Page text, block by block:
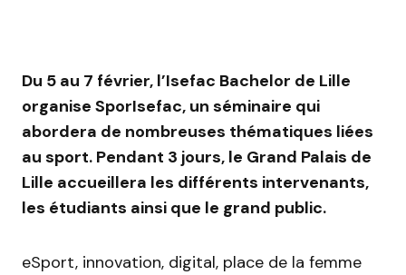
Du 5 au 7 février, l’Isefac Bachelor de Lille
organise SporIsefac, un séminaire qui
abordera de nombreuses thématiques liées
au sport. Pendant 3 jours, le Grand Palais de
Lille accueillera les différents intervenants,
les étudiants ainsi que le grand public.
eSport, innovation, digital, place de la femme